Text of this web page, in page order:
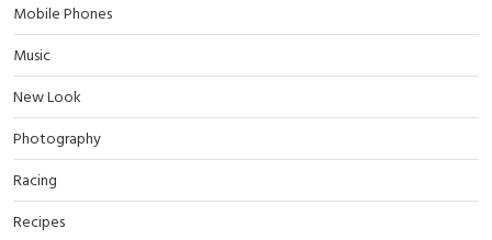
Mobile Phones
Music
New Look
Photography
Racing
Recipes